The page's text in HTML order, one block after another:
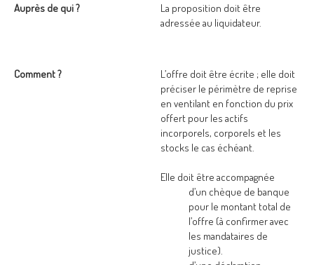
Auprès de qui ?
La proposition doit être
adressée au liquidateur.
Comment ?
L’offre doit être écrite ; elle doit
préciser le périmètre de reprise
en ventilant en fonction du prix
offert pour les actifs
incorporels, corporels et les
stocks le cas échéant.
Elle doit être accompagnée
d’un chèque de banque
pour le montant total de
l’offre (à confirmer avec
les mandataires de
justice).